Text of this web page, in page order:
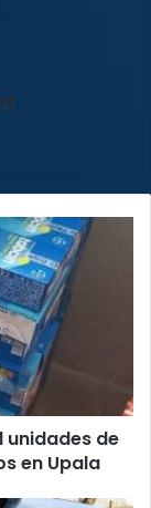
unidades de
en Upala